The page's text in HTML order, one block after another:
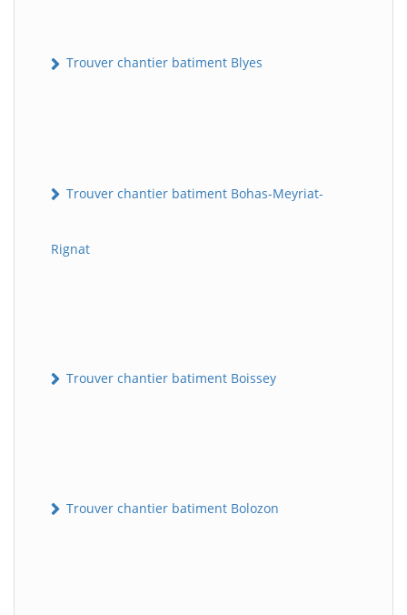
Trouver chantier batiment Blyes
Trouver chantier batiment Bohas-Meyriat-
Rignat
Trouver chantier batiment Boissey
Trouver chantier batiment Bolozon